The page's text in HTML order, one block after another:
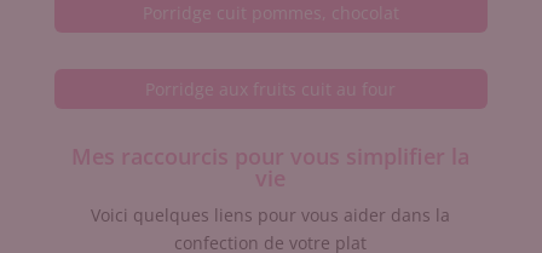
Porridge cuit pommes, chocolat
Porridge aux fruits cuit au four
Mes raccourcis pour vous simplifier la
vie
Voici quelques liens pour vous aider dans la
confection de votre plat